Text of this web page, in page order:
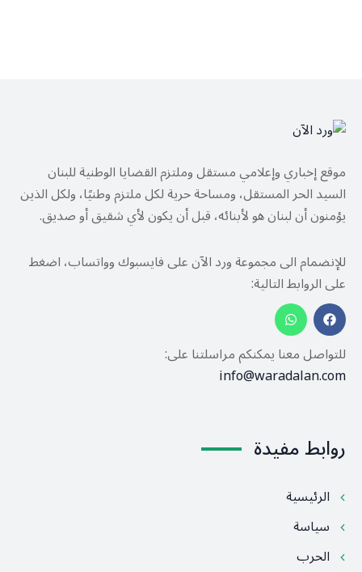
موقع إخباري وإعلامي مستقل وملتزم القضايا الوطنية للبنان
السيد الحر المستقل، ومساحة حرية لكل ملتزم وطنيًا، ولكل الذين
يؤمنون أن لبنان هو لأبنائه، قبل أن يكون لأي شقيق أو صديق.
للإنضمام الى مجموعة ورد الآن على فايسبوك وواتساب، اضغط
على الروابط التالية:
للتواصل معنا يمكنكم مراسلتنا على:
info@waradalan.com
روابط مفيدة
الرئيسية
سياسة
الحرب